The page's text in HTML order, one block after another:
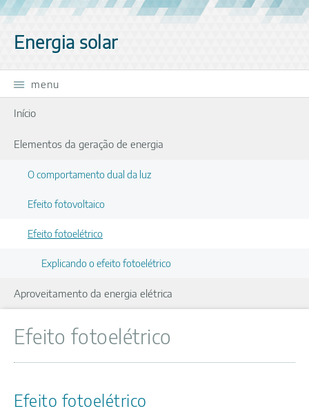
Energia solar
menu
Início
Elementos da geração de energia
O comportamento dual da luz
Efeito fotovoltaico
Efeito fotoelétrico
Explicando o efeito fotoelétrico
Aproveitamento da energia elétrica
Efeito fotoelétrico
Efeito fotoelétrico